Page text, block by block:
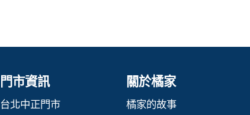
門市資訊
台北中正門市
關於橘家
橘家的故事